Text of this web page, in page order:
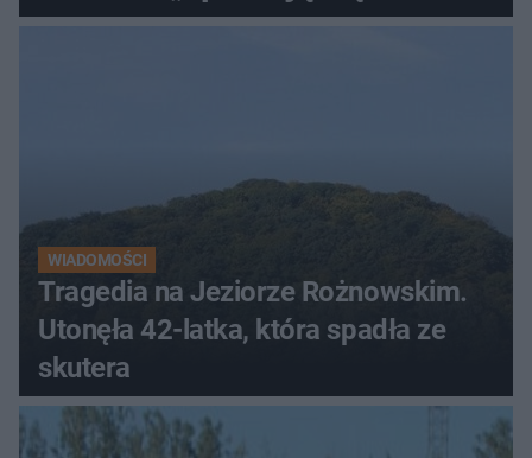
Rocha”
WIADOMOŚCI
Tragedia na Jeziorze Rożnowskim.
Utonęła 42-latka, która spadła ze
skutera